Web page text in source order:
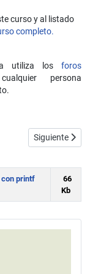
curso y al listado
completo.
utiliza losforos
persona
en C
Artículo
Siguiente
con printf
66
Kb